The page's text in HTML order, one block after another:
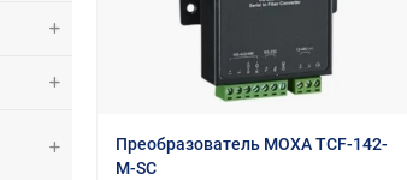
Преобразователь MOXA TCF-142-
M-SC